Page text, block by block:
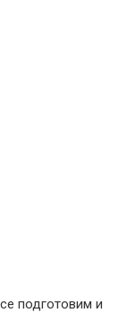
подготовим и